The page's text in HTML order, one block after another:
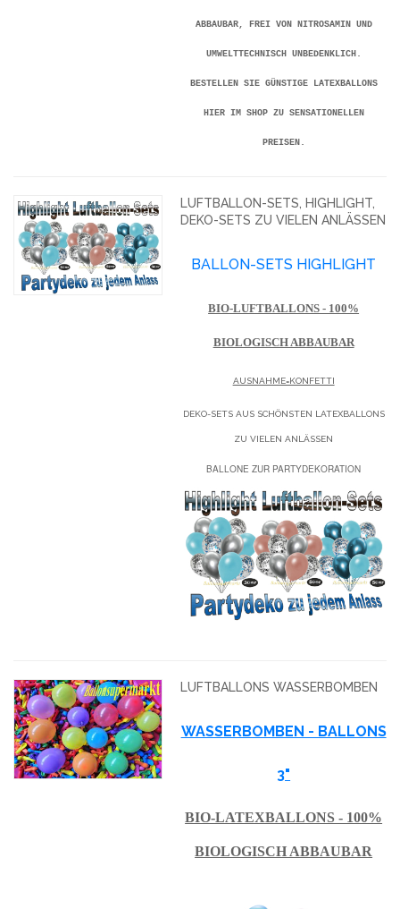
BAUBAR, FREI VON NITROSAMIN UND UM
WELTTECHNISCH UNBEDENKLICH. BE
STELLEN SIE GÜNSTIGE LATEXBALLONS HI
ER IM SHOP ZU SENSATIONELLEN PR
EISEN.
LUFTBALLON-SETS, HIGHLIGHT,
DEKO-SETS ZU VIELEN ANLÄSSEN
BALLON-SETS HIGHLIGHT
BIO-LUFTBALLONS - 100%
BIOLOGISCH ABBAUBAR
AUSNAHME=KONFETTI
DEKO-SETS AUS SCHÖNSTEN LATEXBALLONS
ZU VIELEN ANLÄSSEN
BALLONE ZUR PARTYDEKORATION
LUFTBALLONS WASSERBOMBEN
WASSERBOMBEN - BALLONS
3"
BIO-LATEXBALLONS - 100%
BIOLOGISCH ABBAUBAR